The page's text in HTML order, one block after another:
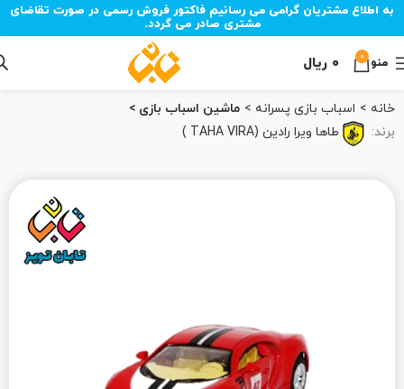
به اطلاع مشتریان گرامی می رسانیم فاکتور فروش رسمی در صورت تقاضای
مشتری صادر می گردد.
منو 0 ۰ ریال
خانه اسباب بازی پسرانه
ماشین اسباب بازی
برند:
طاها ویرا رادین (TAHA VIRA )